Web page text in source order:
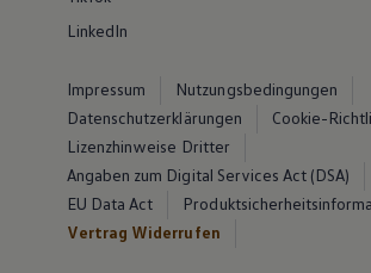
LinkedIn
Impressum
Nutzungsbedingungen
Datenschutzerklärungen
Cookie-
Lizenzhinweise Dritter
Angaben zum Digital Services Act (DSA)
EU Data Act
Vertrag Widerrufen